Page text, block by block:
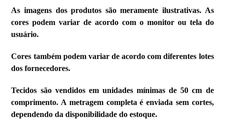
As imagens dos produtos são meramente ilustrativas. As
cores podem variar de acordo com o monitor ou tela do
usuário.
Cores também podem variar de acordo com diferentes lotes
dos fornecedores.
Tecidos são vendidos em unidades mínimas de 50 cm de
comprimento. A metragem completa é enviada sem cortes,
dependendo da disponibilidade do estoque.